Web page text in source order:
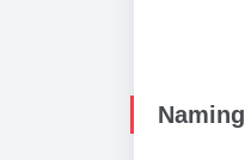
Naming